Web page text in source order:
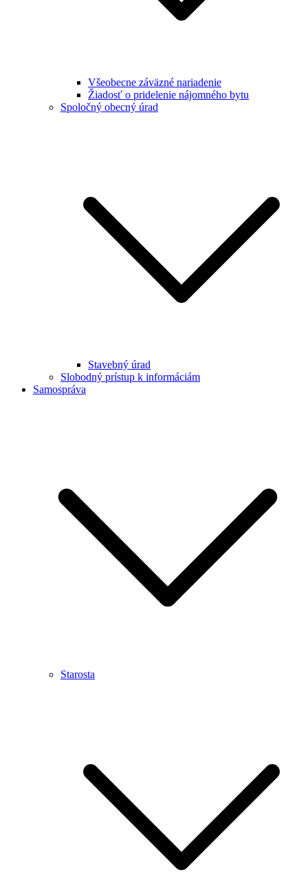
Všeobecne záväzné nariadenie
Žiadosť o pridelenie nájomného bytu
Spoločný obecný úrad
Stavebný úrad
Slobodný prístup k informáciám
Samospráva
Starosta